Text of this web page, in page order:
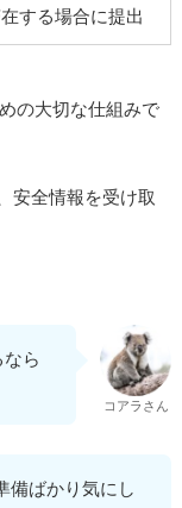
する場合に提出
の大切な仕組みで
安全情報を受け取
ら
コアラさん
備ばかり気にし